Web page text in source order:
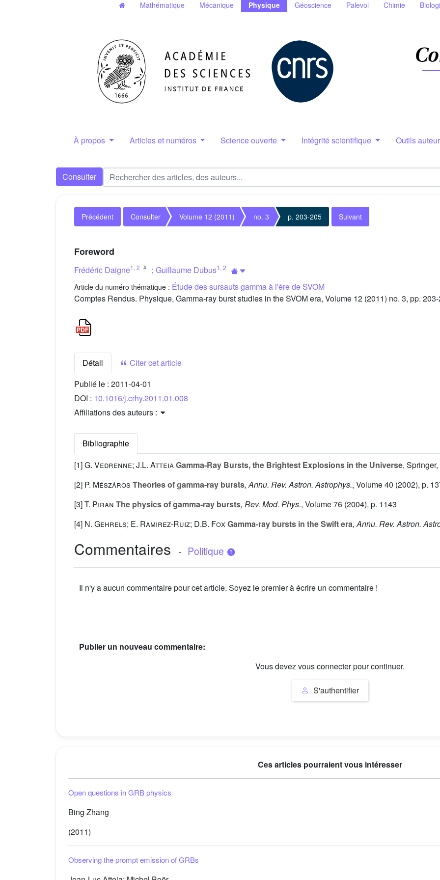
Mathématique Mécanique Physique Géoscience Palevol Chimie
À propos Articles et numéros Science ouverte Intégrité scientifique Outils
Consulter
Précédent Consulter Volume 12 (2011) no. 3 p. 203-205 Suivant
Foreword
Frédéric Daigne1 , 2 ; Guillaume Dubus1 , 2
Article du numéro thématique : Étude des sursauts gamma à l'ère de SVOM
Comptes Rendus. Physique, Gamma-ray burst studies in the SVOM era, Volume 12 (2011) no. 3, pp.
Détail
Citer cet article
Publié le : 2011-04-01
DOI : 10.1016/j.crhy.2011.01.008
Affiliations des auteurs :
Bibliographie
[1]G. Vedrenne; J.L. AtteiaGamma-Ray Bursts, the Brightest Explosions in the Universe,
[2] P. Mészáros Theories of gamma-ray bursts, Annu. Rev. Astron. Astrophys., Volume 40 (2002), p.
[3]T. Piran The physics of gamma-ray bursts, Rev. Mod. Phys., Volume 76 (2004), p. 1143
[4] N. Gehrels; E. Ramirez-Ruiz; D.B. FoxGamma-ray bursts in the Swift era, Annu. Rev. Astron.
Commentaires - Politique
Il n'y a aucun commentaire pour cet article. Soyez le premier à écrire un commentaire !
Publier un nouveau commentaire:
Vous devez vous connecter pour continuer.
S'authentifier
Ces articles pourraient vous intéresser
Open questions in GRB physics
Bing Zhang
(2011)
Observing the prompt emission of GRBs